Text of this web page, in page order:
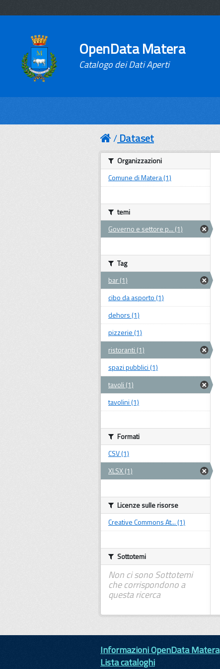
OpenData Matera
Catalogo dei Dati Aperti
Dataset
Organizzazioni
Comune di Matera (1)
temi
Governo e settore p... (1)
Tag
bar (1)
cibo da asporto (1)
dehors (1)
pizzerie (1)
ristoranti (1)
spazi pubblici (1)
tavoli (1)
tavolini (1)
Formati
CSV (1)
XLSX (1)
Licenze sulle risorse
Creative Commons At... (1)
Sottotemi
Non ci sono Sottotemi
che corrispondono a
questa ricerca
Informazioni OpenData Matera
Lista cataloghi